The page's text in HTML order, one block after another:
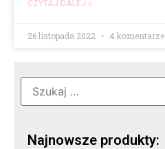
CZYTAJ DALEJ »
26 listopada 2022 4 komentarze
Najnowsze produkty: